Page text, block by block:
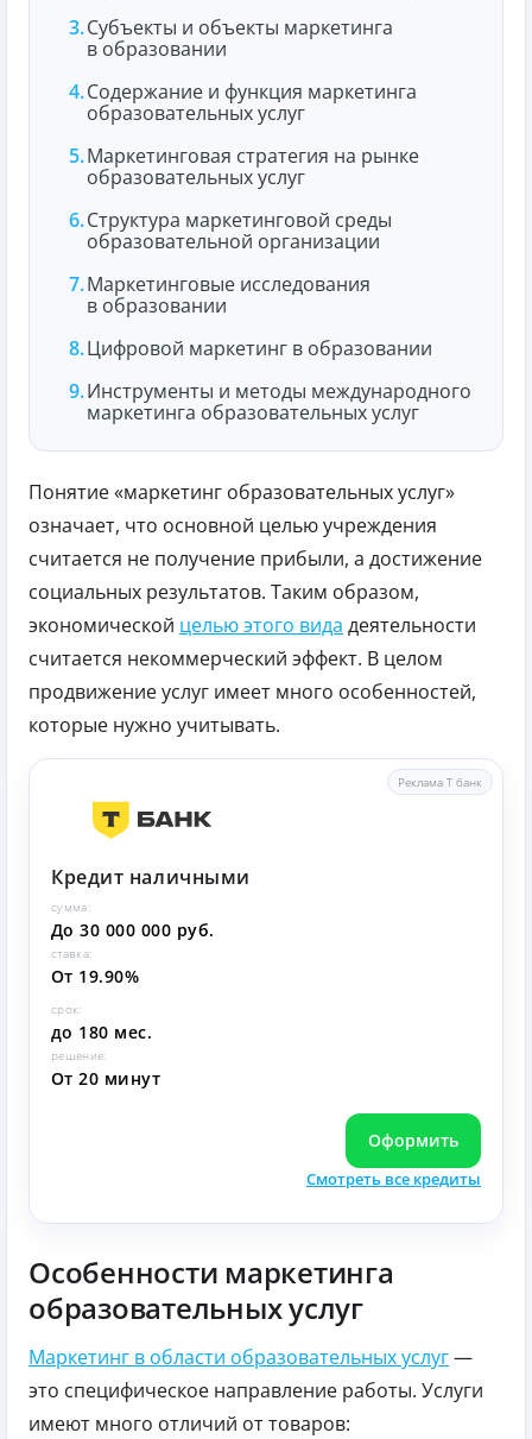
Субъекты и объекты маркетинга
в образовании
Содержание и функция маркетинга
образовательных услуг
Маркетинговая стратегия на рынке
образовательных услуг
Структура маркетинговой среды
образовательной организации
Маркетинговые исследования
в образовании
Цифровой маркетинг в образовании
Инструменты и методы международного
маркетинга образовательных услуг
Понятие «маркетинг образовательных услуг»
означает, что основной целью учреждения
считается не получение прибыли, а достижение
социальных результатов. Таким образом,
экономической целью этого вида деятельности
считается некоммерческий эффект. В целом
продвижение услуг имеет много особенностей,
которые нужно учитывать.
Реклама Т банк
Кредит наличными
сумма:
До 30 000 000 руб.
ставка:
От 19.90%
срок:
до 180 мес.
решение:
От 20 минут
Оформить
Смотреть все кредиты
Особенности маркетинга
образовательных услуг
Маркетинг в области образовательных услуг—
это специфическое направление работы. Услуги
имеют много отличий от товаров: